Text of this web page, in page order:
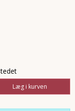
Læg i kurven